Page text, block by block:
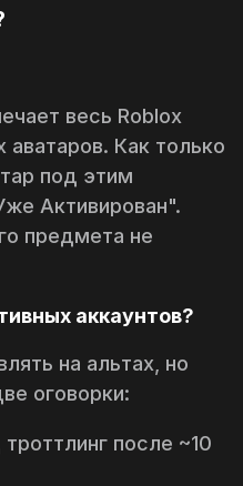
весь Roblox
аватаров. Как только
под этим
Активирован".
предмета не
аккаунтов?
на альтах, но
оговорки:
после ~10